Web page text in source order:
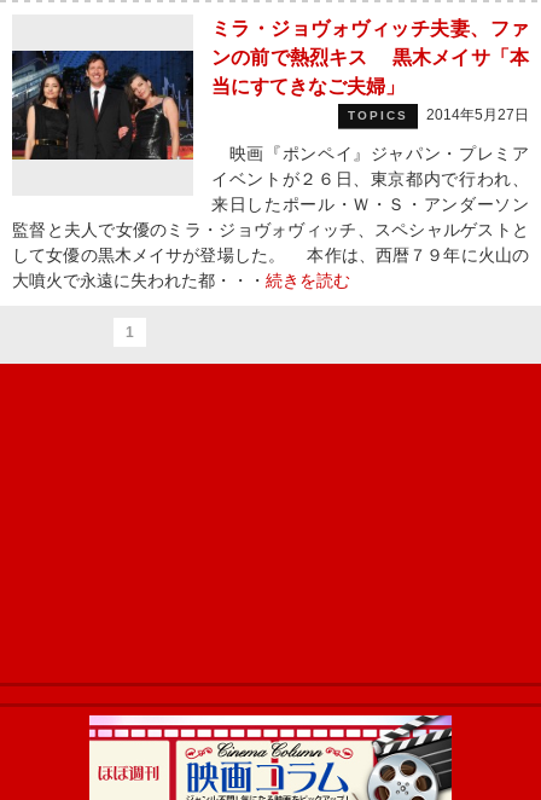
ミラ・ジョヴォヴィッチ夫妻、ファ
ンの前で熱烈キス 黒木メイサ「本
当にすてきなご夫婦」
TOPICS 2014年5月27日
映画『ポンペイ』ジャパン・プレミア
イベントが２６日、東京都内で行われ、
来日したポール・Ｗ・Ｓ・アンダーソン
監督と夫人で女優のミラ・ジョヴォヴィッチ、スペシャルゲストと
して女優の黒木メイサが登場した。 本作は、西暦７９年に火山の
大噴火で永遠に失われた都・・・ 続きを読む
1